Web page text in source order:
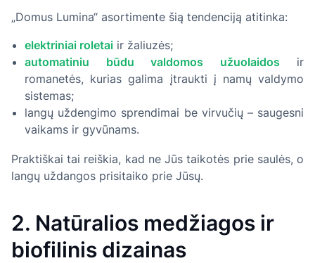
„Domus Lumina“ asortimente šią tendenciją atitinka:
elektriniai roletai ir žaliuzės;
automatiniu būdu valdomos užuolaidos ir
romanetės, kurias galima įtraukti į namų valdymo
sistemas;
langų uždengimo sprendimai be virvučių – saugesni
vaikams ir gyvūnams.
Praktiškai tai reiškia, kad ne Jūs taikotės prie saulės, o
langų uždangos prisitaiko prie Jūsų.
2. Natūralios medžiagos ir
biofilinis dizainas